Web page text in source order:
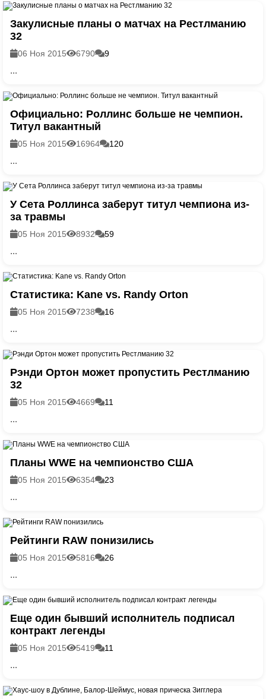
Закулисные планы о матчах на Рестлманию
32
06 Ноя 2015 6790 9
...
Официально: Роллинс больше не чемпион.
Титул вакантный
05 Ноя 2015 16964 120
...
У Сета Роллинса заберут титул чемпиона из-
за травмы
05 Ноя 2015 8932 59
...
Статистика: Kane vs. Randy Orton
05 Ноя 2015 7238 16
...
Рэнди Ортон может пропустить Рестлманию
32
05 Ноя 2015 4669 11
...
Планы WWE на чемпионство США
05 Ноя 2015 6354 23
...
Рейтинги RAW понизились
05 Ноя 2015 5816 26
...
Еще один бывший исполнитель подписал
контракт легенды
05 Ноя 2015 5419 11
...